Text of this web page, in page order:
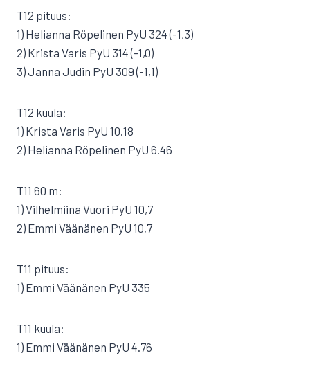
T12 pituus:
1) Helianna Röpelinen PyU 324 (-1,3)
2) Krista Varis PyU 314 (-1,0)
3) Janna Judin PyU 309 (-1,1)
T12 kuula:
1) Krista Varis PyU 10.18
2) Helianna Röpelinen PyU 6.46
T11 60 m:
1) Vilhelmiina Vuori PyU 10,7
2) Emmi Väänänen PyU 10,7
T11 pituus:
1) Emmi Väänänen PyU 335
T11 kuula:
1) Emmi Väänänen PyU 4.76